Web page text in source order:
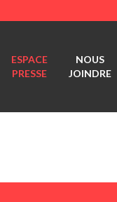
ESPACE
PRESSE
NOUS
JOINDRE